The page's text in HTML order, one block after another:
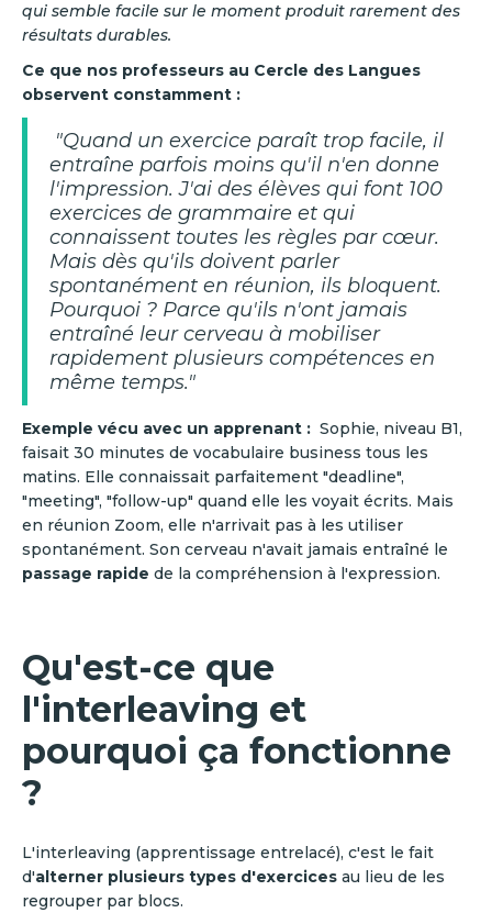
qui semble facile sur le moment produit rarement des
résultats durables.
Ce que nos professeurs au Cercle des Langues
observent constamment :
"Quand un exercice paraît trop facile, il
entraîne parfois moins qu'il n'en donne
l'impression. J'ai des élèves qui font 100
exercices de grammaire et qui
connaissent toutes les règles par cœur.
Mais dès qu'ils doivent parler
spontanément en réunion, ils bloquent.
Pourquoi ? Parce qu'ils n'ont jamais
entraîné leur cerveau à mobiliser
rapidement plusieurs compétences en
même temps."
Exemple vécu avec un apprenant : Sophie, niveau B1,
faisait 30 minutes de vocabulaire business tous les
matins. Elle connaissait parfaitement "deadline",
"meeting", "follow-up" quand elle les voyait écrits. Mais
en réunion Zoom, elle n'arrivait pas à les utiliser
spontanément. Son cerveau n'avait jamais entraîné le
passage rapide de la compréhension à l'expression.
Qu'est-ce que
l'interleaving et
pourquoi ça fonctionne
?
L'interleaving (apprentissage entrelacé), c'est le fait
d'alterner plusieurs types d'exercices au lieu de les
regrouper par blocs.